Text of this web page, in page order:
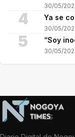
30/05/
4 Ya se
30/05/
5 “Soy
30/05/